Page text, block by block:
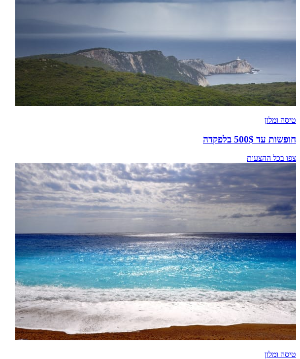
טיסה ומלון
חופשות עד 500$ בלפקדה
צפו בכל ההצעות
טיסה ומלון